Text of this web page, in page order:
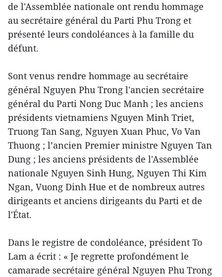
de l'Assemblée nationale ont rendu hommage
au secrétaire général du Parti Phu Trong et
présenté leurs condoléances à la famille du
défunt.
Sont venus rendre hommage au secrétaire
général Nguyen Phu Trong l'ancien secrétaire
général du Parti Nong Duc Manh ; les anciens
présidents vietnamiens Nguyen Minh Triet,
Truong Tan Sang, Nguyen Xuan Phuc, Vo Van
Thuong ; l’ancien Premier ministre Nguyen Tan
Dung ; les anciens présidents de l'Assemblée
nationale Nguyen Sinh Hung, Nguyen Thi Kim
Ngan, Vuong Dinh Hue et de nombreux autres
dirigeants et anciens dirigeants du Parti et de
l'État.
Dans le registre de condoléance, président To
Lam a écrit : « Je regrette profondément le
camarade secrétaire général Nguyen Phu Trong